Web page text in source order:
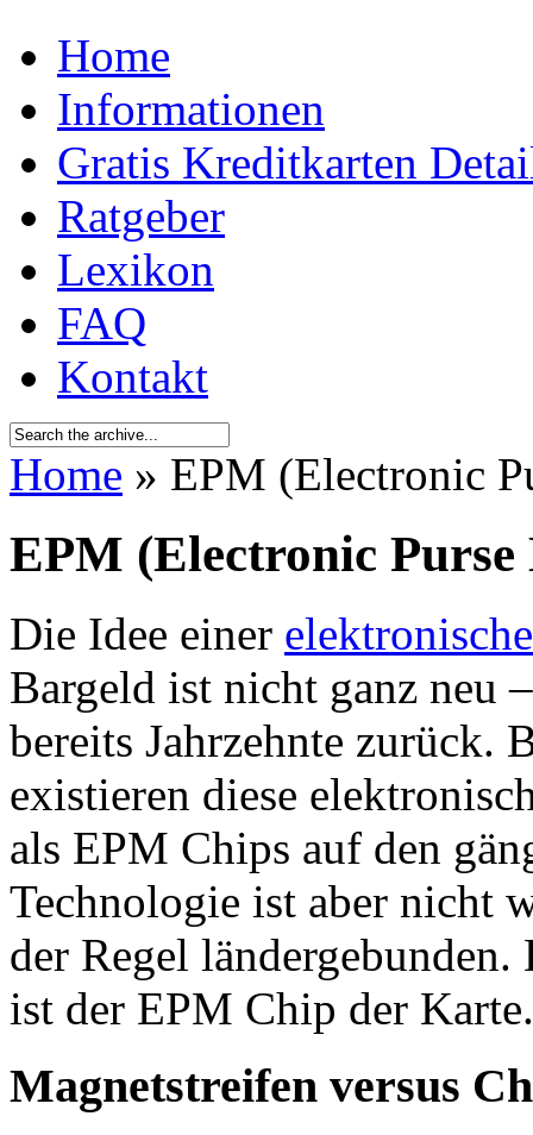
Home
Informationen
Gratis Kreditkarten
Ratgeber
Lexikon
FAQ
Kontakt
Home » EPM (Electronic
EPM (Electronic Purse
Die Idee einer
Bargeld ist nicht ganz neu
bereits Jahrzehnte zurück.
existieren diese
als EPM Chips auf den
Technologie ist aber nicht
der Regel
ist der EPM Chip der Karte.
Magnetstreifen versus